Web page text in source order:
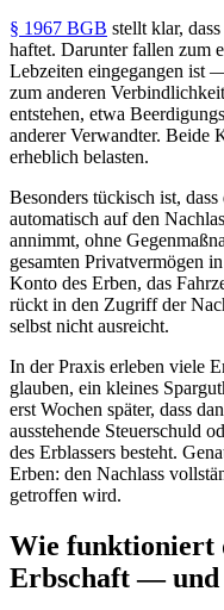
§ 1967 BGB stellt klar,
haftet. Darunter fallen zum
Lebzeiten eingegangen ist
zum anderen
entstehen, etwa
anderer Verwandter. Beide
erheblich belasten.
Besonders tückisch ist,
automatisch auf den
annimmt, ohne
gesamten Privatvermögen
Konto des Erben, das
rückt in den Zugriff der
selbst nicht ausreicht.
In der Praxis erleben viele
glauben, ein kleines
erst Wochen später, dass
ausstehende Steuerschuld
des Erblassers besteht.
Erben: den Nachlass
getroffen wird.
Wie funktioniert
Erbschaft — und